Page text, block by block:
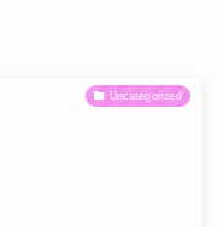
Uncategorized